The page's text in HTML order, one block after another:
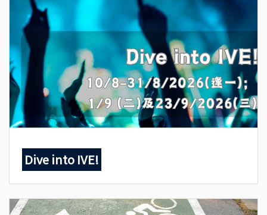
Dive into IVE!